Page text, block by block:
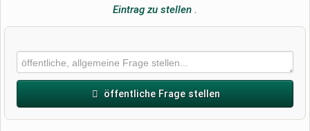
Eintrag zu stellen .
öffentliche Frage stellen